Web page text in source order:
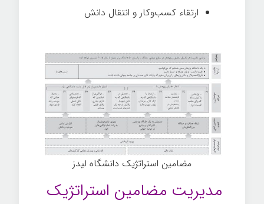
ارتقاء کسب‌وکار و انتقال دانش
مضامین استراتژیک دانشگاه لیدز
مدیریت مضامین استراتژیک